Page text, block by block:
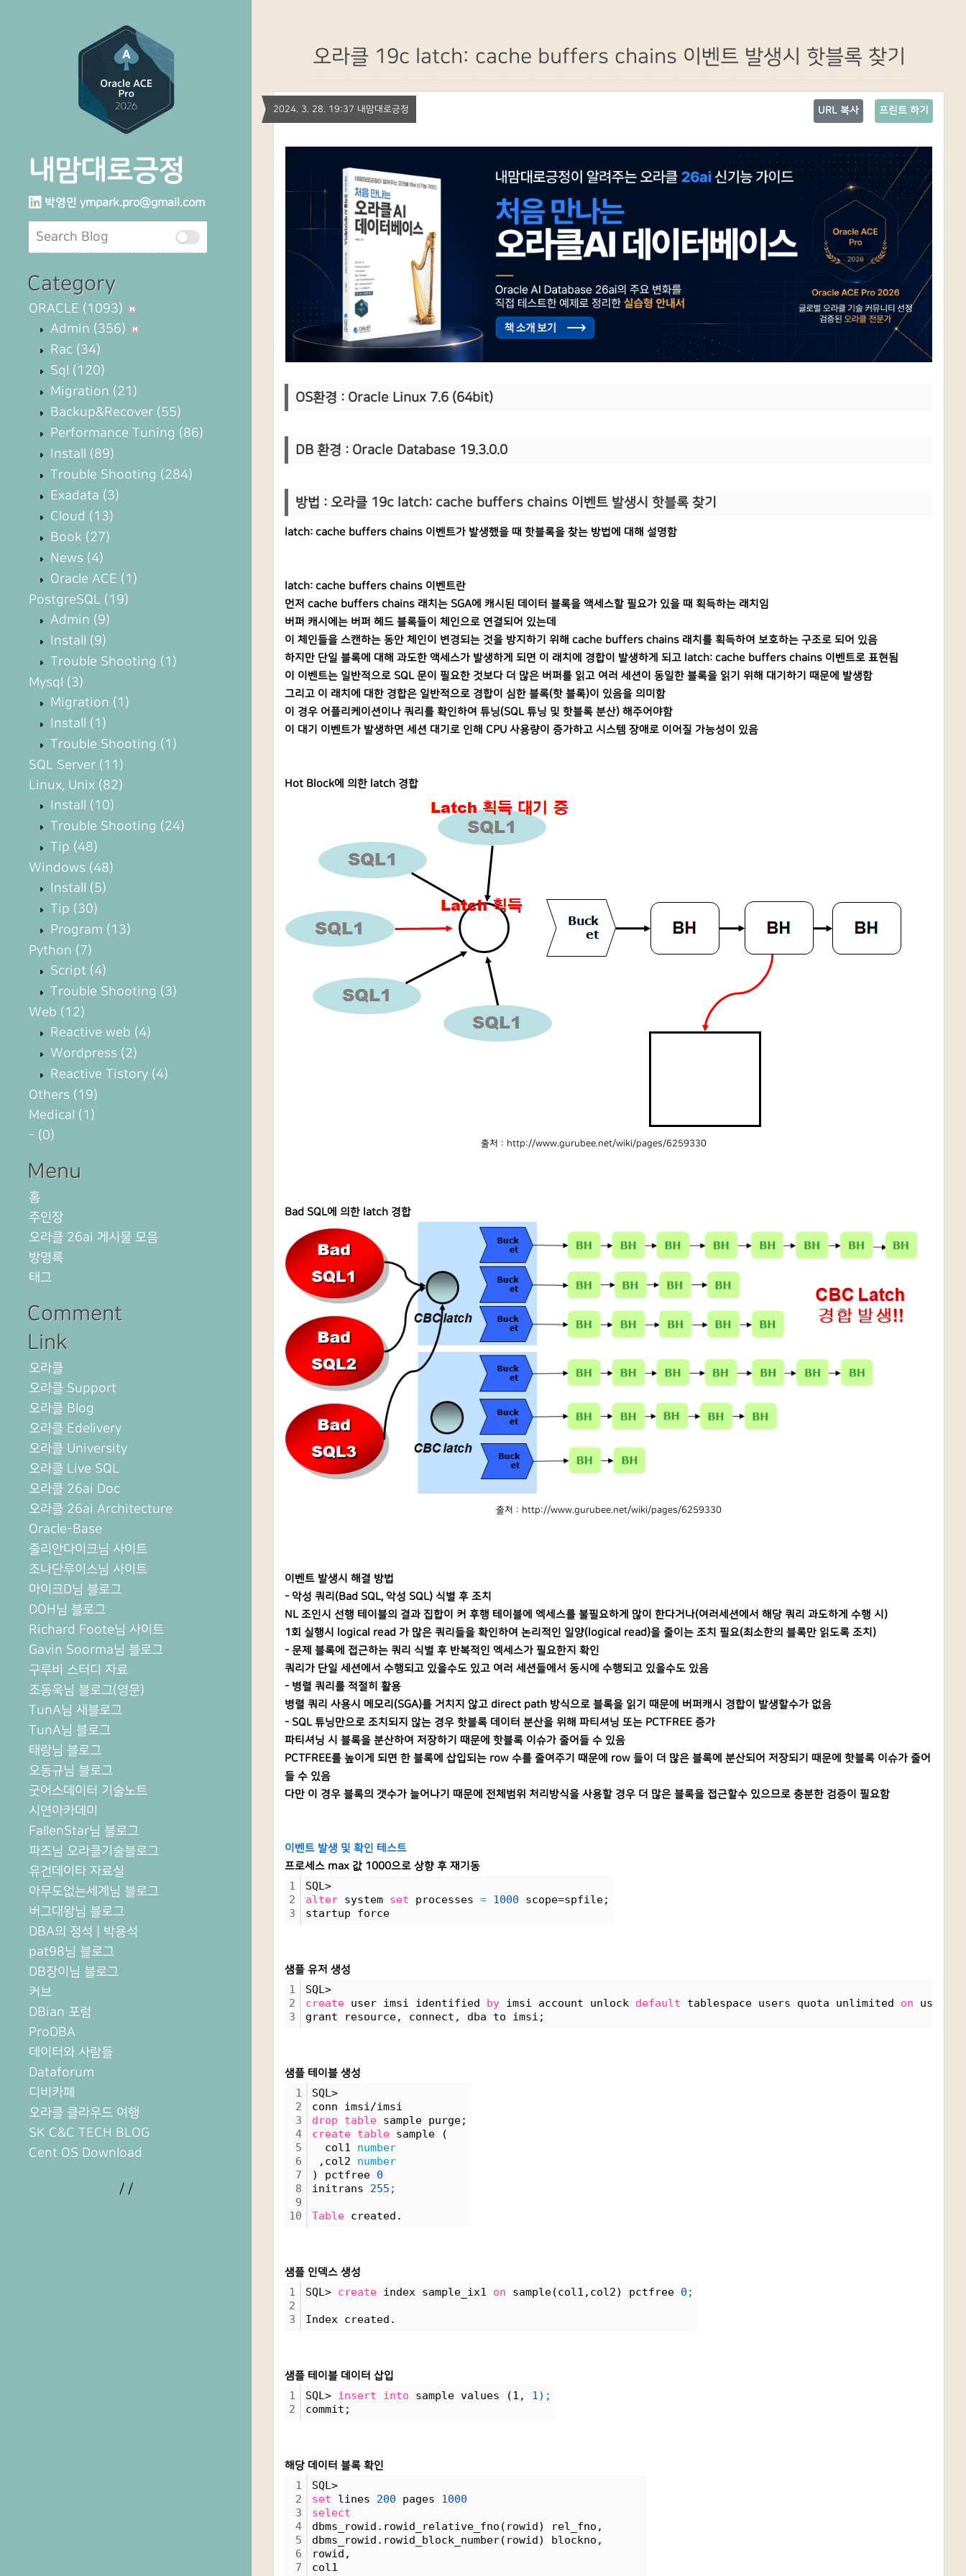
내맘대로긍정
박영민 ympark.pro@gmail.com
Category
ORACLE (1093)
Admin (356)
Rac (34)
Sql (120)
Migration (21)
Backup&Recover (55)
Performance Tuning (86)
Install (89)
Trouble Shooting (284)
Exadata (3)
Cloud (13)
Book (27)
News (4)
Oracle ACE (1)
PostgreSQL (19)
Admin (9)
Install (9)
Trouble Shooting (1)
Mysql (3)
Migration (1)
Install (1)
Trouble Shooting (1)
SQL Server (11)
Linux, Unix (82)
Install (10)
Trouble Shooting (24)
Tip (48)
Windows (48)
Install (5)
Tip (30)
Program (13)
Python (7)
Script (4)
Trouble Shooting (3)
Web (12)
Reactive web (4)
Wordpress (2)
Reactive Tistory (4)
Others (19)
Medical (1)
- (0)
Menu
홈
주인장
오라클 26ai 게시물 모음
방명록
태그
Comment
Link
오라클
오라클 Support
오라클 Blog
오라클 Edelivery
오라클 University
오라클 Live SQL
오라클 26ai Doc
오라클 26ai Architecture
Oracle-Base
줄리안다이크님 사이트
조나단루이스님 사이트
마이크D님 블로그
DOH님 블로그
Richard Foote님 사이트
Gavin Soorma님 블로그
구루비 스터디 자료
조동욱님 블로그(영문)
TunA님 새블로그
TunA님 블로그
태랑님 블로그
오동규님 블로그
굿어스데이터 기술노트
시연아카데미
FallenStar님 블로그
파즈님 오라클기술블로그
유건데이타 자료실
아무도없는세계님 블로그
버그대왕님 블로그
DBA의 정석 | 박용석
pat98님 블로그
DB장이님 블로그
커브
DBian 포럼
ProDBA
데이터와 사람들
Dataforum
디비카페
오라클 클라우드 여행
SK C&C TECH BLOG
Cent OS Download
/ /
오라클 19c latch: cache buffers chains 이벤트 발생시 핫블록 찾기
2024. 3. 28. 19:37 내맘대로긍정 프린트 하기
URL 복사
OS환경 : Oracle Linux 7.6 (64bit)
DB 환경 : Oracle Database 19.3.0.0
방법 : 오라클 19c latch: cache buffers chains 이벤트 발생시 핫블록 찾기
latch: cache buffers chains 이벤트가 발생했을 때 핫블록을 찾는 방법에 대해 설명함
latch: cache buffers chains 이벤트란
먼저 cache buffers chains 래치는 SGA에 캐시된 데이터 블록을 액세스할 필요가 있을 때 획득하는 래치임
버퍼 캐시에는 버퍼 헤드 블록들이 체인으로 연결되어 있는데
이 체인들을 스캔하는 동안 체인이 변경되는 것을 방지하기 위해 cache buffers chains 래치를 획득하여 보호하는 구조로 되어 있음
하지만 단일 블록에 대해 과도한 액세스가 발생하게 되면 이 래치에 경합이 발생하게 되고 latch: cache buffers chains 이벤트로 표현됨
이 이벤트는 일반적으로 SQL 문이 필요한 것보다 더 많은 버퍼를 읽고 여러 세션이 동일한 블록을 읽기 위해 대기하기 때문에 발생함
그리고 이 래치에 대한 경합은 일반적으로 경합이 심한 블록(핫 블록)이 있음을 의미함
이 경우 어플리케이션이나 쿼리를 확인하여 튜닝(SQL 튜닝 및 핫블록 분산) 해주어야함
이 대기 이벤트가 발생하면 세션 대기로 인해 CPU 사용량이 증가하고 시스템 장애로 이어질 가능성이 있음
Hot Block에 의한 latch 경합
출처 : http://www.gurubee.net/wiki/pages/6259330
Bad SQL에 의한 latch 경합
출처 : http://www.gurubee.net/wiki/pages/6259330
이벤트 발생시 해결 방법
- 악성 쿼리(Bad SQL, 악성 SQL) 식별 후 조치
NL 조인시 선행 테이블의 결과 집합이 커 후행 테이블에 엑세스를 불필요하게 많이 한다거나(여러세션에서 해당 쿼리 과도하게 수행 시)
1회 실행시 logical read 가 많은 쿼리들을 확인하여 논리적인 일양(logical read)을 줄이는 조치 필요(최소한의 블록만 읽도록 조치)
- 문제 블록에 접근하는 쿼리 식별 후 반복적인 엑세스가 필요한지 확인
쿼리가 단일 세션에서 수행되고 있을수도 있고 여러 세션들에서 동시에 수행되고 있을수도 있음
- 병렬 쿼리를 적절히 활용
병렬 쿼리 사용시 메모리(SGA)를 거치지 않고 direct path 방식으로 블록을 읽기 때문에 버퍼캐시 경합이 발생할수가 없음
- SQL 튜닝만으로 조치되지 않는 경우 핫블록 데이터 분산을 위해 파티셔닝 또는 PCTFREE 증가
파티셔닝 시 블록을 분산하여 저장하기 때문에 핫블록 이슈가 줄어들 수 있음
PCTFREE를 높이게 되면 한 블록에 삽입되는 row 수를 줄여주기 때문에 row 들이 더 많은 블록에 분산되어 저장되기 때문에 핫블록 이슈가 줄어
들 수 있음
다만 이 경우 블록의 갯수가 늘어나기 때문에 전체범위 처리방식을 사용할 경우 더 많은 블록을 접근할수 있으므로 충분한 검증이 필요함
이벤트 발생 및 확인 테스트
프로세스 max 값 1000으로 상향 후 재기동
1
2
3
SQL>
alter system set processes = 1000 scope=spfile;
startup force
샘플 유저 생성
1
2
3
SQL>
create user imsi identified by imsi account unlock default tablespace users quota unlimited on users;
grant resource, connect, dba to imsi;
샘플 테이블 생성
1
2
3
4
5
6
7
8
9
10
SQL>
conn imsi/imsi
drop
table sample purge;
create table sample (
col1 number
,col2 number
) pctfree 0
initrans 255;
Table created.
샘플 인덱스 생성
1
2
3
SQL> create index sample_ix1 on sample(col1,col2) pctfree 0;
Index created.
샘플 테이블 데이터 삽입
1
2
SQL> insert into sample values (1, 1);
commit;
해당 데이터 블록 확인
1
2
3
4
5
6
7
SQL>
set lines 200 pages 1000
select
dbms_rowid.rowid_relative_fno(rowid) rel_fno,
dbms_rowid.rowid_block_number(rowid) blockno,
rowid,
col1